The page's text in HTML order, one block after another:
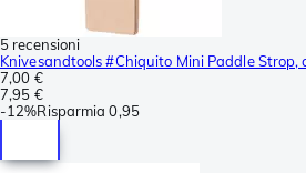
5 recensioni
Knivesandtools #Chiquito Mini Paddle Strop,
7,00 €
7,95 €
-12%Risparmia 0,95